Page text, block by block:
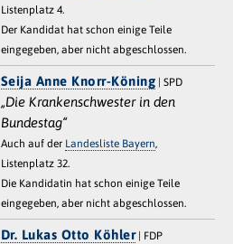
Listenplatz 4.
Der Kandidat hat schon einige Teile
eingegeben, aber nicht abgeschlossen.
Seija Anne Knorr-Köning | SPD
„Die Krankenschwester in den
Bundestag“
Auch auf der Landesliste Bayern,
Listenplatz 32.
Die Kandidatin hat schon einige Teile
eingegeben, aber nicht abgeschlossen.
Dr. Lukas Otto Köhler| FDP